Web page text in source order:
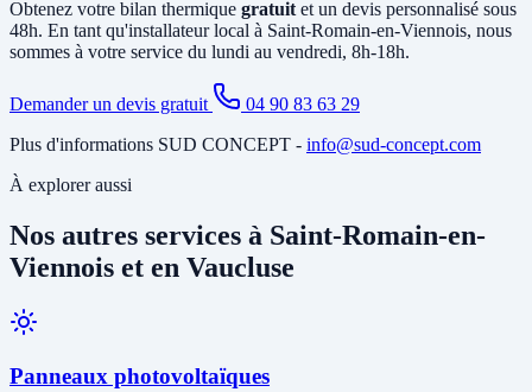
Obtenez votre bilan thermique gratuit et un devis personnalisé sous
48h. En tant qu'installateur local à Saint-Romain-en-Viennois, nous
sommes à votre service du lundi au vendredi, 8h-18h.
Demander un devis gratuit
04 90 83 63 29
Plus d'informations SUD CONCEPT - info@sud-concept.com
À explorer aussi
Nos autres services à Saint-Romain-en-
Viennois et en Vaucluse
Panneaux photovoltaïques